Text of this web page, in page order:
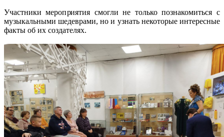
Участники мероприятия смогли не только познакомиться с
музыкальными шедеврами, но и узнать некоторые интересные
факты об их создателях.